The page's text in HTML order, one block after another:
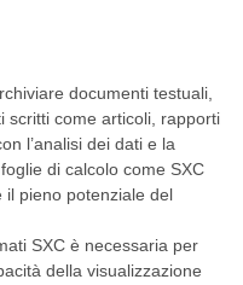
documenti testuali,
scritti come articoli, rapporti
l’analisi dei dati e la
di calcolo come SXC
pieno potenziale del
SXC è necessaria per
della visualizzazione